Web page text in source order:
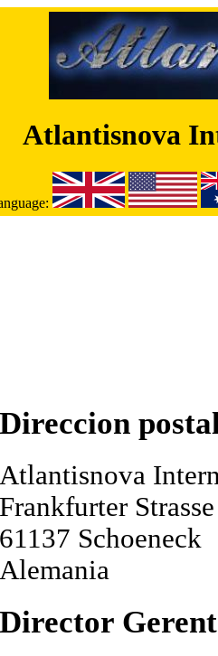
Atlantisnova
Direccion
Atlantisnova
Frankfurter
61137 Schoeneck
Alemania
Director